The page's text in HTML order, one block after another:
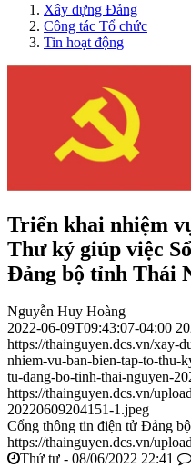
Xây dựng Đảng
Công tác Tổ chức
Tin hoạt động
Triển khai nhiệm
Thư ký giúp việc
Đảng bộ tỉnh Thái
Nguyễn Huy Hoàng
2022-06-09T09:43:07-04:00
https://thainguyen.dcs.vn/xay-
nhiem-vu-ban-bien-tap-to-thu-
tu-dang-bo-tinh-thai-nguyen-
https://thainguyen.dcs.vn/
20220609204151-1.jpeg
Cổng thông tin điện tử Đảng
https://thainguyen.dcs.vn/
Thứ tư - 08/06/2022 22:41